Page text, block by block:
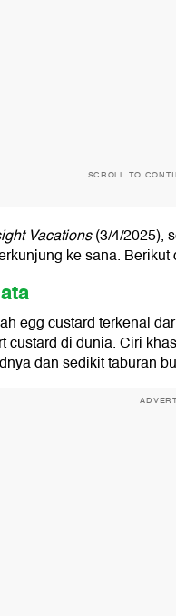
SCROLL TO
Vacations(3/4/2025),
ke sana. Berikut
egg custard terkenal
custard di dunia. Ciri
dan sedikit taburan